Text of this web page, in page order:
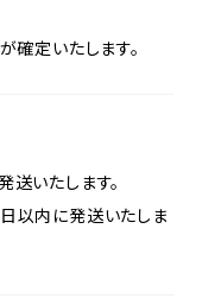
確定いたします。
いたします。
以内に発送いたしま